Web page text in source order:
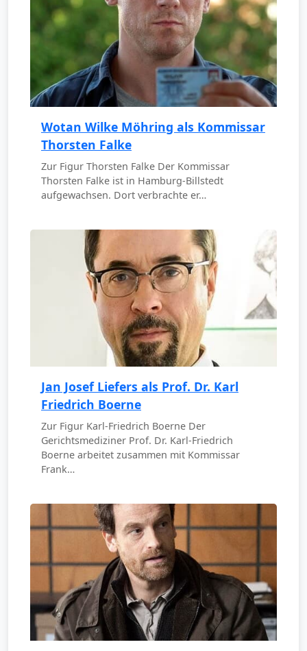
Wotan Wilke Möhring als Kommissar
Thorsten Falke
Zur Figur Thorsten Falke Der Kommissar
Thorsten Falke ist in Hamburg-Billstedt
aufgewachsen. Dort verbrachte er…
Jan Josef Liefers als Prof. Dr. Karl
Friedrich Boerne
Zur Figur Karl-Friedrich Boerne Der
Gerichtsmediziner Prof. Dr. Karl-Friedrich
Boerne arbeitet zusammen mit Kommissar
Frank…